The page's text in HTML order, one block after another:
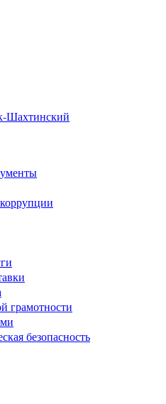
грамотности
безопасность